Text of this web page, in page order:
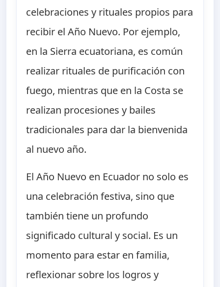
celebraciones y rituales propios para
recibir el Año Nuevo. Por ejemplo,
en la Sierra ecuatoriana, es común
realizar rituales de purificación con
fuego, mientras que en la Costa se
realizan procesiones y bailes
tradicionales para dar la bienvenida
al nuevo año.
El Año Nuevo en Ecuador no solo es
una celebración festiva, sino que
también tiene un profundo
significado cultural y social. Es un
momento para estar en familia,
reflexionar sobre los logros y